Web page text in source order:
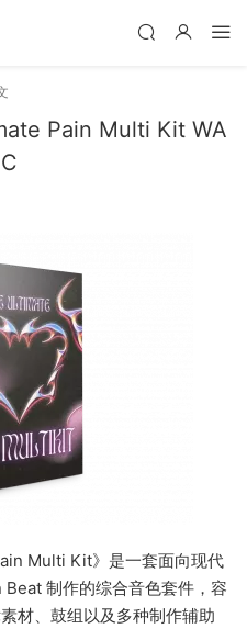
Pain Multi Kit WA
Multi Kit》是一套面向现代
制作的综合音色套件，容
材、鼓组以及多种制作辅助